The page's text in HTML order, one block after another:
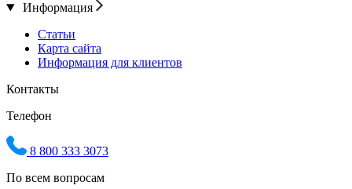
Информация
Статьи
Карта сайта
Информация для клиентов
Контакты
Телефон
8 800 333 3073
По всем вопросам